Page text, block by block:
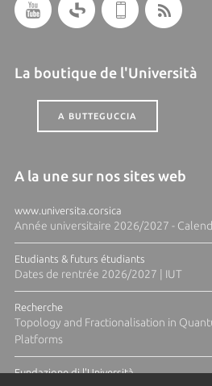
La boutique de l'Università
A BUTTEGUCCIA
A la une sur nos sites web
www.universita.corsica
Année universitaire 2026/2027 -
Etudiants & futurs étudiants
Dates de rentrée 2026/2027 | IUT
Recherche
Topology and Fractionalisation in
Platforms
Fundazione di l'Università